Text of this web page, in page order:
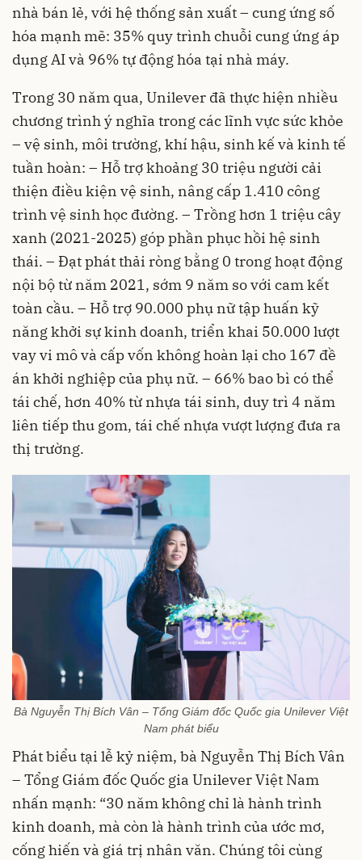
nhà bán lẻ, với hệ thống sản xuất – cung ứng số
hóa mạnh mẽ: 35% quy trình chuỗi cung ứng áp
dụng AI và 96% tự động hóa tại nhà máy.
Trong 30 năm qua, Unilever đã thực hiện nhiều
chương trình ý nghĩa trong các lĩnh vực sức khỏe
– vệ sinh, môi trường, khí hậu, sinh kế và kinh tế
tuần hoàn: – Hỗ trợ khoảng 30 triệu người cải
thiện điều kiện vệ sinh, nâng cấp 1.410 công
trình vệ sinh học đường. – Trồng hơn 1 triệu cây
xanh (2021-2025) góp phần phục hồi hệ sinh
thái. – Đạt phát thải ròng bằng 0 trong hoạt động
nội bộ từ năm 2021, sớm 9 năm so với cam kết
toàn cầu. – Hỗ trợ 90.000 phụ nữ tập huấn kỹ
năng khởi sự kinh doanh, triển khai 50.000 lượt
vay vi mô và cấp vốn không hoàn lại cho 167 đề
án khởi nghiệp của phụ nữ. – 66% bao bì có thể
tái chế, hơn 40% từ nhựa tái sinh, duy trì 4 năm
liên tiếp thu gom, tái chế nhựa vượt lượng đưa ra
thị trường.
Bà Nguyễn Thị Bích Vân – Tổng Giám đốc Quốc gia Unilever Việt
Nam phát biểu
Phát biểu tại lễ kỷ niệm, bà Nguyễn Thị Bích Vân
– Tổng Giám đốc Quốc gia Unilever Việt Nam
nhấn mạnh: “30 năm không chỉ là hành trình
kinh doanh, mà còn là hành trình của ước mơ,
cống hiến và giá trị nhân văn. Chúng tôi cùng